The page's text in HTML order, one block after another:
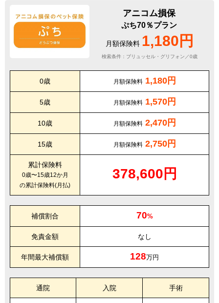
アニコム損保
ぷち70％プラン
月額保険料 1,180円
検索条件：ブリュッセル・グリフォン／0歳
0歳 月額保険料 1,180円
5歳 月額保険料 1,570円
10歳 月額保険料 2,470円
15歳 月額保険料 2,750円
累計保険料
0歳〜15歳12か月
の累計保険料(月払)
378,600円
補償割合 70%
免責金額 なし
年間最大補償額 128万円
通院 入院 手術